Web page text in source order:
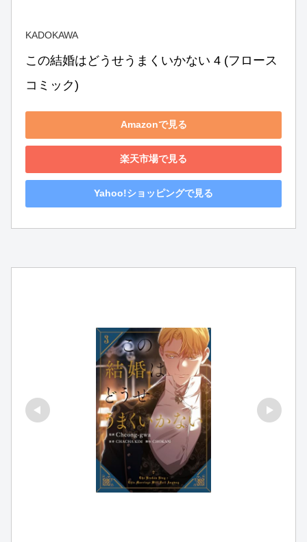
KADOKAWA
この結婚はどうせうまくいかない 4 (フロース
コミック)
Amazonで見る
楽天市場で見る
Yahoo!ショッピングで見る